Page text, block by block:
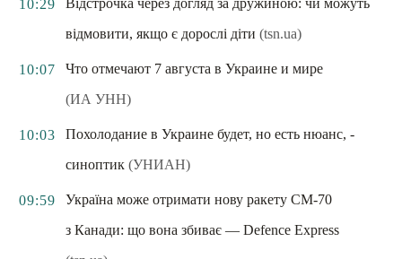
10:29
відмовити, якщо є дорослі діти (tsn.ua)
10:07
Что отмечают 7 августа в Украине и мире
(ИА УНН)
10:03
Похолодание в Украине будет, но есть нюанс, -
синоптик (УНИАН)
09:59
Україна може отримати нову ракету CM-70
з Канади: що вона збиває — Defence Express